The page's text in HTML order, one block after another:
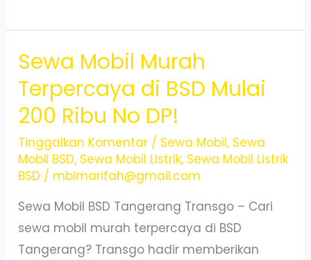
Listrik
di
BSD
City
2025
Mulai
400
Ribu
24
Jam
Sewa Mobil Murah
Terpercaya di BSD Mulai
200 Ribu No DP!
Tinggalkan Komentar / Sewa Mobil, Sewa
Mobil BSD, Sewa Mobil Listrik, Sewa Mobil Listrik
BSD / mbimarifah@gmail.com
Sewa Mobil BSD Tangerang Transgo – Cari
sewa mobil murah terpercaya di BSD
Tangerang? Transgo hadir memberikan